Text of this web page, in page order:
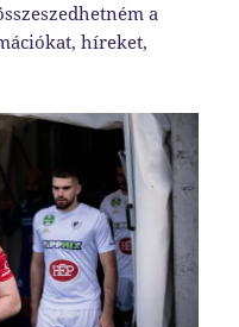
a
híreket,